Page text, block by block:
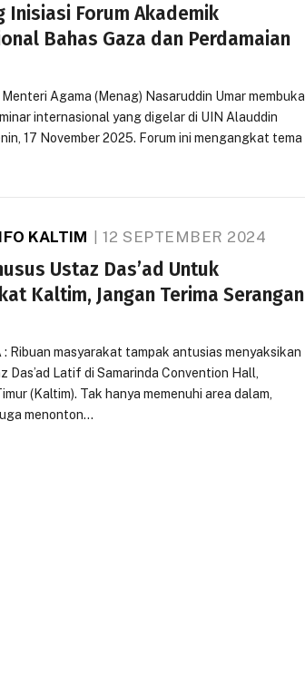
Inisiasi Forum Akademik
Bahas Gaza dan Perdamaian
Menteri Agama (Menag) Nasaruddin Umar membuka
internasional yang digelar di UIN Alauddin
17 November 2025. Forum ini mengangkat tema
KALTIM 12 SEPTEMBER 2024
Ustaz Das’ad Untuk
Kaltim, Jangan Terima Serangan
: Ribuan masyarakat tampak antusias menyaksikan
Das’ad Latif di Samarinda Convention Hall,
(Kaltim). Tak hanya memenuhi area dalam,
menonton…